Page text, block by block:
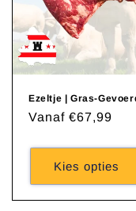
Ezeltje | Gras-
Normale
Vanaf €67,99
Kies opties